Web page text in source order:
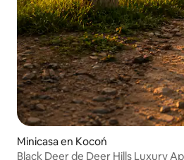
Minicasa en Kocoń
Black Deer de Deer Hills Luxury